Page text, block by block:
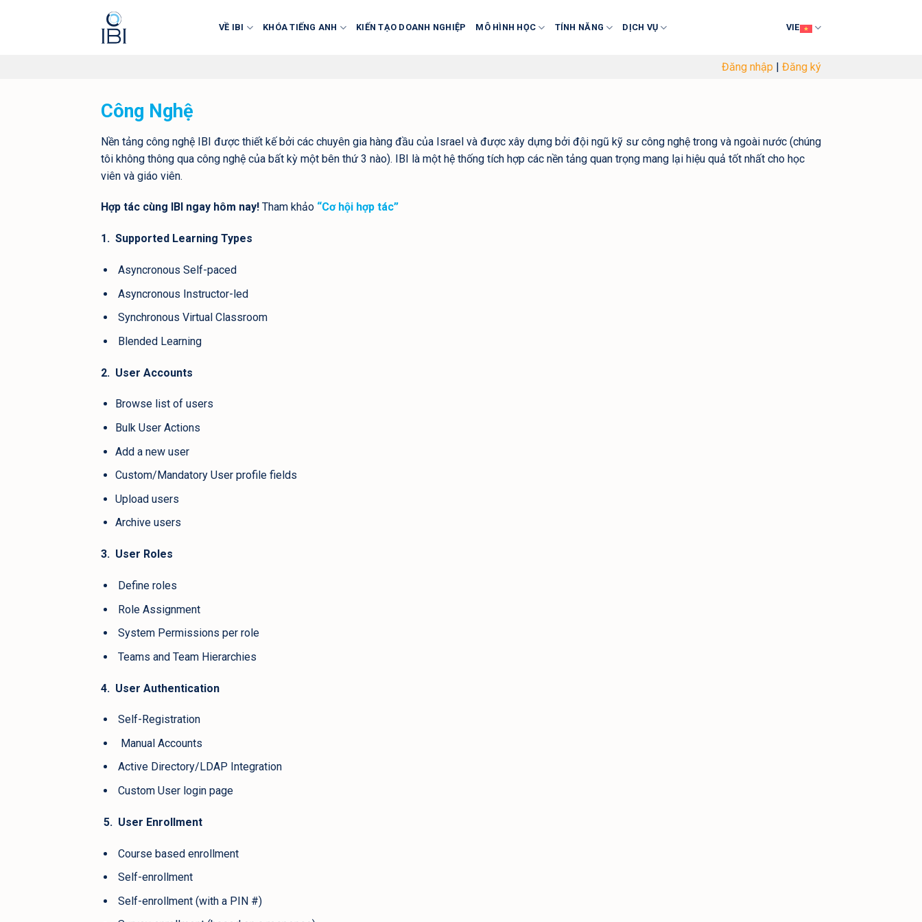
VỀ IBI KHÓA TIẾNG ANH KIẾN TẠO DOANH NGHIỆP MÔ HÌNH HỌC TÍNH NĂNG DỊCH VỤ VIE
Đăng nhập | Đăng ký
Công Nghệ
Nền tảng công nghệ IBI được thiết kế bởi các chuyên gia hàng đầu của Israel và được xây dựng bởi đội ngũ kỹ sư công nghệ trong và ngoài nước (chúng
tôi không thông qua công nghệ của bất kỳ một bên thứ 3 nào). IBI là một hệ thống tích hợp các nền tảng quan trọng mang lại hiệu quả tốt nhất cho học
viên và giáo viên.
Hợp tác cùng IBI ngay hôm nay! Tham khảo “Cơ hội hợp tác”
1. Supported Learning Types
Asyncronous Self-paced
Asyncronous Instructor-led
Synchronous Virtual Classroom
Blended Learning
2. User Accounts
Browse list of users
Bulk User Actions
Add a new user
Custom/Mandatory User profile fields
Upload users
Archive users
3. User Roles
Define roles
Role Assignment
System Permissions per role
Teams and Team Hierarchies
4. User Authentication
Self-Registration
Manual Accounts
Active Directory/LDAP Integration
Custom User login page
5. User Enrollment
Course based enrollment
Self-enrollment
Self-enrollment (with a PIN #)